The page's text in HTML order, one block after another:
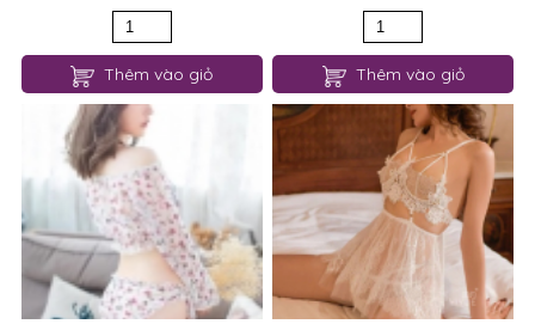
Thêm vào giỏ Thêm vào giỏ